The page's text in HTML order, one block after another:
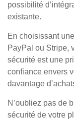
possibilité
existante.
En choisissant
PayPal ou Stripe,
sécurité est une
confiance envers
davantage
N’oubliez pas de
sécurité de votre